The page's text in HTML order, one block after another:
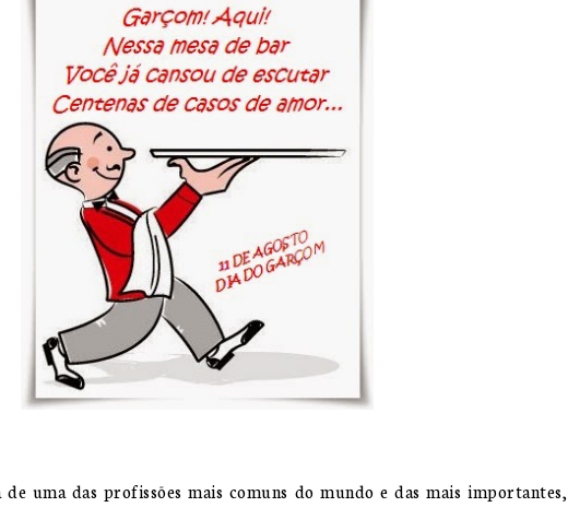
de uma das profissões mais comuns do mundo e das mais importantes,